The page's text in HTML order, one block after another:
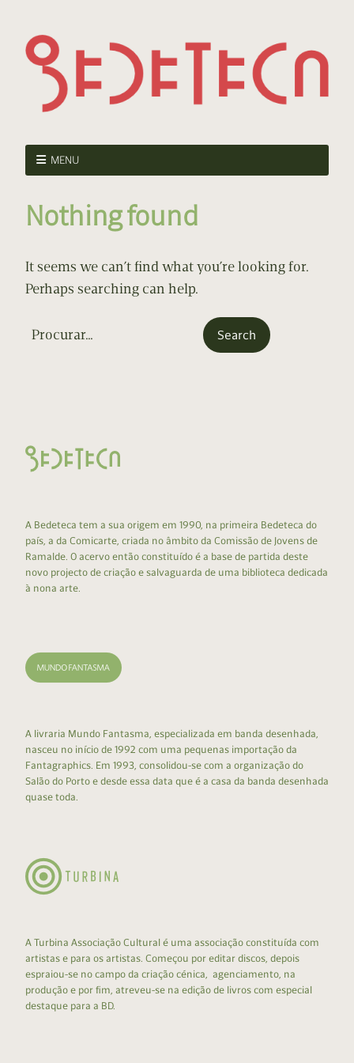
MENU
Nothing found
It seems we can’t find what you’re looking for.
Perhaps searching can help.
A Bedeteca tem a sua origem em 1990, na primeira Bedeteca do
país, a da Comicarte, criada no âmbito da Comissão de Jovens de
Ramalde. O acervo então constituído é a base de partida deste
novo projecto de criação e salvaguarda de uma biblioteca dedicada
à nona arte.
A livraria Mundo Fantasma, especializada em banda desenhada,
nasceu no início de 1992 com uma pequenas importação da
Fantagraphics. Em 1993, consolidou-se com a organização do
Salão do Porto e desde essa data que é a casa da banda desenhada
quase toda.
A Turbina Associação Cultural é uma associação constituída com
artistas e para os artistas. Começou por editar discos, depois
espraiou-se no campo da criação cénica, agenciamento, na
produção e por fim, atreveu-se na edição de livros com especial
destaque para a BD.